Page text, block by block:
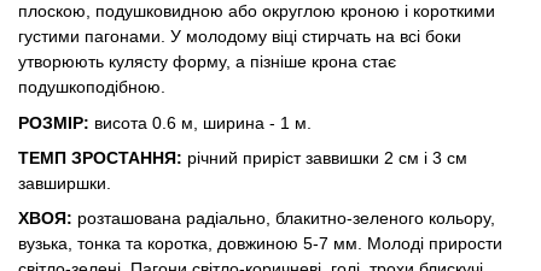
плоскою, подушковидною або округлою кроною і короткими
густими пагонами. У молодому віці стирчать на всі боки
утворюють кулясту форму, а пізніше крона стає
подушкоподібною.
РОЗМІР: висота 0.6 м, ширина - 1 м.
ТЕМП ЗРОСТАННЯ: річний приріст заввишки 2 см і 3 см
завширшки.
ХВОЯ: розташована радіально, блакитно-зеленого кольору,
вузька, тонка та коротка, довжиною 5-7 мм. Молоді прирости